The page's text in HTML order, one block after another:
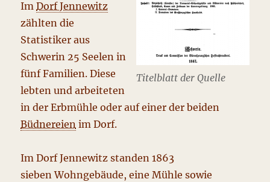
Titelblatt der Quelle
ImDorf Jennewitz
zählten die
Statistiker aus
Schwerin 25 Seelen in
fünf Familien. Diese
lebten und arbeiteten
in der Erbmühle oder auf einer der beiden
Büdnereien im Dorf.
Im Dorf Jennewitz standen 1863
sieben Wohngebäude, eine Mühle sowie